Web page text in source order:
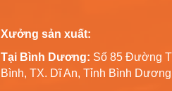
Xưởng sản xuất:
Tại Bình Dương: Số 85 Đường
Bình, TX. Dĩ An, Tỉnh Bình